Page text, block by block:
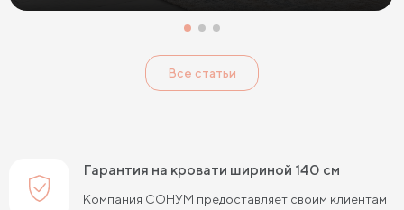
Кровати с мягким изголовьем Кровати светлых цветов
Кровати белого цвета
Все статьи
Гарантия на кровати шириной 140 см
Компания СОНУМ предоставляет своим клиентам